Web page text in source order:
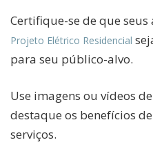
Certifique-se de que
Projeto Elétrico Residencial
para seu público-alvo.
Use imagens ou vídeos
destaque os benefícios
serviços.